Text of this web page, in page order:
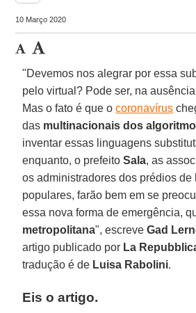
10 Março 2020
"Devemos nos alegrar por essa
pelo virtual? Pode ser, na
Mas o fato é que ocoronavírus
das multinacionais dos
inventar essas linguagens
enquanto, o prefeitoSala, as
os administradores dos prédios de
populares, farão bem em se
essa nova forma de emergência,
metropolitana", escreveGad
artigo publicado por La
tradução é de Luisa Rabolini.
Eis o artigo.